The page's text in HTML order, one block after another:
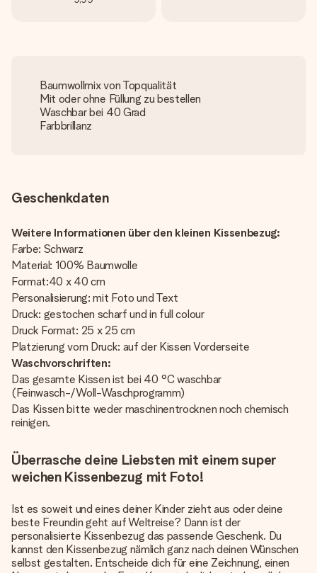
Baumwollmix von Topqualität
Mit oder ohne Füllung zu bestellen
Waschbar bei 40 Grad
Farbbrillanz
Geschenkdaten
Weitere Informationen über den kleinen Kissenbezug:
Farbe: Schwarz
Material: 100% Baumwolle
Format:40 x 40 cm
Personalisierung: mit Foto und Text
Druck: gestochen scharf und in full colour
Druck Format: 25 x 25 cm
Platzierung vom Druck: auf der Kissen Vorderseite
Waschvorschriften:
Das gesamte Kissen ist bei 40 °C waschbar
(Feinwasch-/Woll-Waschprogramm)
Das Kissen bitte weder maschinentrocknen noch chemisch
reinigen.
Überrasche deine Liebsten mit einem super
weichen Kissenbezug mit Foto!
Ist es soweit und eines deiner Kinder zieht aus oder deine
beste Freundin geht auf Weltreise? Dann ist der
personalisierte Kissenbezug das passende Geschenk. Du
kannst den Kissenbezug nämlich ganz nach deinen Wünschen
selbst gestalten. Entscheide dich für eine Zeichnung, einen